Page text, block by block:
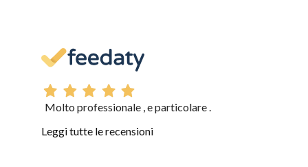
Molto professionale , e particolare .
Leggi tutte le recensioni